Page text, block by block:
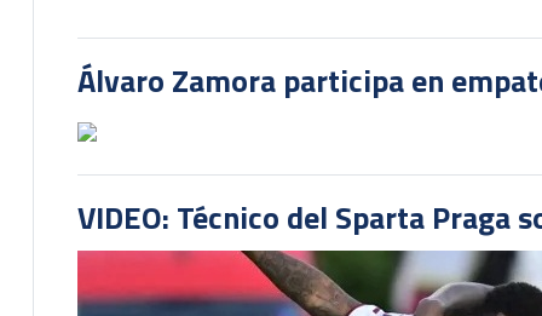
Álvaro Zamora participa en
VIDEO: Técnico del Sparta